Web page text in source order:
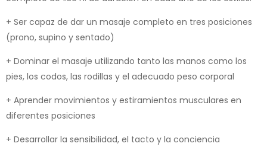
+ Ser capaz de dar un masaje completo en tres posiciones
(prono, supino y sentado)
+ Dominar el masaje utilizando tanto las manos como los
pies, los codos, las rodillas y el adecuado peso corporal
+ Aprender movimientos y estiramientos musculares en
diferentes posiciones
+ Desarrollar la sensibilidad, el tacto y la conciencia